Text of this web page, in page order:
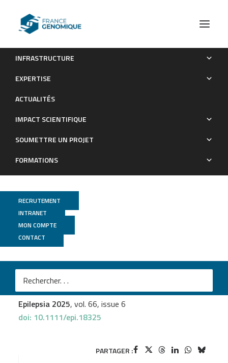
INFRASTRUCTURE
EXPERTISE
ACTUALITÉS
IMPACT SCIENTIFIQUE
SOUMETTRE UN PROJET
FORMATIONS
RECRUTEMENT
INTRANET
MON COMPTE
CONTACT
Cytomegalic parvalbumin neurons in fetal cases of
Publications
TGML
Antoinette‐Bernabe Gelotet al.
Cytomegalic parvalbumin neurons in fetal cases of
hemimegalencephaly
Epilepsia 2025, vol. 66, issue 6
doi: 10.1111/epi.18325
PARTAGER :